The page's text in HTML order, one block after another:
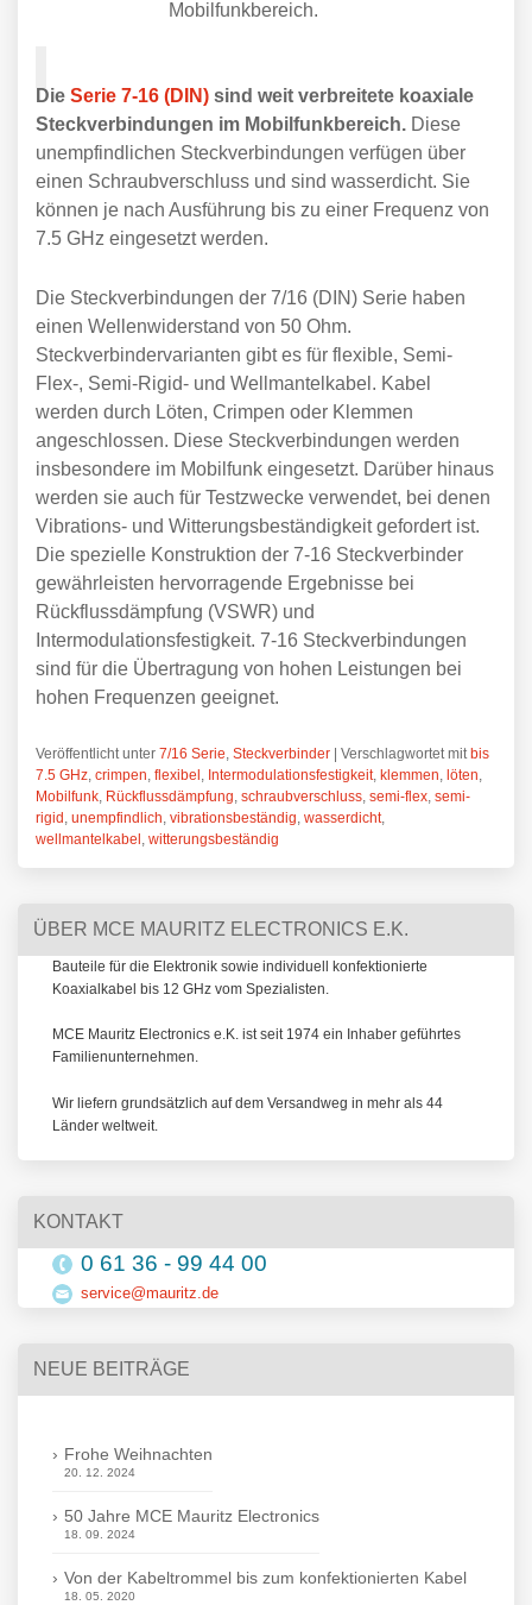
Die Serie 7-16 (DIN) sind weit verbreitete koaxiale
Steckverbindungen im Mobilfunkbereich. Diese
unempfindlichen Steckverbindungen verfügen über
einen Schraubverschluss und sind wasserdicht. Sie
können je nach Ausführung bis zu einer Frequenz von
7.5 GHz eingesetzt werden.
Die Steckverbindungen der 7/16 (DIN) Serie haben
einen Wellenwiderstand von 50 Ohm.
Steckverbindervarianten gibt es für flexible, Semi-
Flex-, Semi-Rigid- und Wellmantelkabel. Kabel
werden durch Löten, Crimpen oder Klemmen
angeschlossen. Diese Steckverbindungen werden
insbesondere im Mobilfunk eingesetzt. Darüber hinaus
werden sie auch für Testzwecke verwendet, bei denen
Vibrations- und Witterungsbeständigkeit gefordert ist.
Die spezielle Konstruktion der 7-16 Steckverbinder
gewährleisten hervorragende Ergebnisse bei
Rückflussdämpfung (VSWR) und
Intermodulationsfestigkeit. 7-16 Steckverbindungen
sind für die Übertragung von hohen Leistungen bei
hohen Frequenzen geeignet.
Veröffentlicht unter 7/16 Serie Steckverbinder | Verschlagwortet mit bis
7.5 GHz crimpen flexibel Intermodulationsfestigkeit, klemmen löten
Mobilfunk Rückflussdämpfung schraubverschluss semi-flex semi-
rigid unempfindlich vibrationsbeständig wasserdicht,
wellmantelkabel witterungsbeständig
ÜBER MCE MAURITZ ELECTRONICS E.K.
Bauteile für die Elektronik sowie individuell konfektionierte
Koaxialkabel bis 12 GHz vom Spezialisten.
MCE Mauritz Electronics e.K. ist seit 1974 ein Inhaber geführtes
Familienunternehmen.
Wir liefern grundsätzlich auf dem Versandweg in mehr als 44
Länder weltweit.
KONTAKT
0 61 36 - 99 44 00
service@mauritz.de
NEUE BEITRÄGE
Frohe Weihnachten
20. 12. 2024
50 Jahre MCE Mauritz Electronics
18. 09. 2024
Von der Kabeltrommel bis zum konfektionierten Kabel
18. 05. 2020